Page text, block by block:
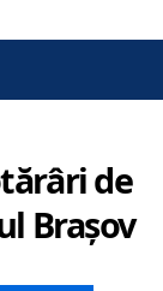
de
Brașov